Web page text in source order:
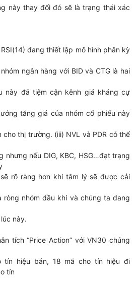
này thay đổi đó sẽ là trạng thái xác
đang thiết lập mô hình phân kỳ
ngân hàng với BID và CTG là hai
này đã tiệm cận kênh giá kháng cự
tăng giá của nhóm cổ phiếu này
thị trường. (iii) NVL và PDR có thể
nhưng nếu DIG, KBC, HSG…đạt trạng
rõ ràng hơn khi tâm lý sẽ được cải
ròng nhóm dầu khí và chúng ta đang
này.
tích “Price Action” với VN30 chúng
tín hiệu bán, 18 mã cho tín hiệu đi
tín